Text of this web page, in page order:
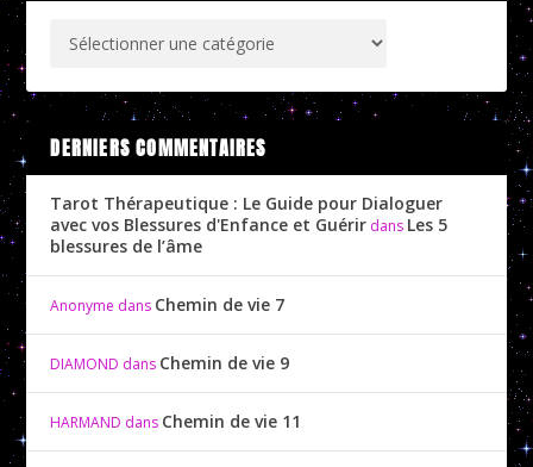
DERNIERS COMMENTAIRES
Tarot Thérapeutique : Le Guide pour Dialoguer
avec vos Blessures d'Enfance et Guérir dans Les 5
blessures de l’âme
Anonyme dans Chemin de vie 7
DIAMOND dans Chemin de vie 9
HARMAND dans Chemin de vie 11